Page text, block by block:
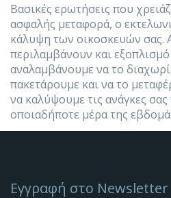
Βασικές ερωτήσεις που
ασφαλής μεταφορά, ο
κάλυψη των οικοσκευών σας.
περιλαμβάνουν και
αναλαμβάνουμε να το
πακετάρουμε και να το
να καλύψουμε τις ανάγκες
οποιαδήποτε μέρα της
Εγγραφή στο Newsletter